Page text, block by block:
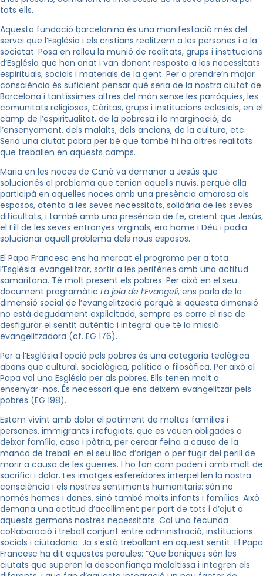
tots ells.
Aquesta fundació barcelonina és una manifestació més del
servei que l’Església i els cristians realitzem a les persones i a la
societat. Posa en relleu la munió de realitats, grups i institucions
d’Església que han anat i van donant resposta a les necessitats
espirituals, socials i materials de la gent. Per a prendre’n major
consciència és suficient pensar què seria de la nostra ciutat de
Barcelona i tantíssimes altres del món sense les parròquies, les
comunitats religioses, Càritas, grups i institucions eclesials, en el
camp de l’espiritualitat, de la pobresa i la marginació, de
l’ensenyament, dels malalts, dels ancians, de la cultura, etc.
Seria una ciutat pobra per bé que també hi ha altres realitats
que treballen en aquests camps.
Maria en les noces de Canà va demanar a Jesús que
solucionés el problema que tenien aquells nuvis, perquè ella
participà en aquelles noces amb una presència amorosa als
esposos, atenta a les seves necessitats, solidària de les seves
dificultats, i també amb una presència de fe, creient que Jesús,
el Fill de les seves entranyes virginals, era home i Déu i podia
solucionar aquell problema dels nous esposos.
El Papa Francesc ens ha marcat el programa per a tota
l’Església: evangelitzar, sortir a les perifèries amb una actitud
samaritana. Té molt present els pobres. Per això en el seu
document programàtic La joia de l’Evangeli, ens parla de la
dimensió social de l’evangelització perquè si aquesta dimensió
no està degudament explicitada, sempre es corre el risc de
desfigurar el sentit autèntic i integral que té la missió
evangelitzadora (cf. EG 176).
Per a l’Església l’opció pels pobres és una categoria teològica
abans que cultural, sociològica, política o filosòfica. Per això el
Papa vol una Església per als pobres. Ells tenen molt a
ensenyar-nos. És necessari que ens deixem evangelitzar pels
pobres (EG 198).
Estem vivint amb dolor el patiment de moltes famílies i
persones, immigrants i refugiats, que es veuen obligades a
deixar família, casa i pàtria, per cercar feina a causa de la
manca de treball en el seu lloc d’origen o per fugir del perill de
morir a causa de les guerres. I ho fan com poden i amb molt de
sacrifici i dolor. Les imatges esfereïdores interpel·len la nostra
consciència i els nostres sentiments humanitaris: són no
només homes i dones, sinó també molts infants i famílies. Això
demana una actitud d’acolliment per part de tots i d’ajut a
aquests germans nostres necessitats. Cal una fecunda
col·laboració i treball conjunt entre administració, institucions
socials i ciutadania. Ja s’està treballant en aquest sentit. El Papa
Francesc ha dit aquestes paraules: “Que boniques són les
ciutats que superen la desconfiança malaltissa i integren els